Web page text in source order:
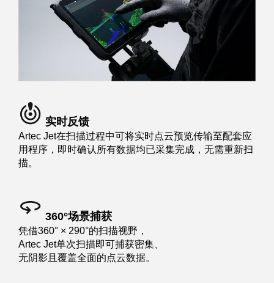
实时反馈
Artec Jet在扫描过程中可将实时点云预览传输至配套应
用程序，即时确认所有数据均已采集完成，无需重新扫
描。
360°场景捕获
凭借360° × 290°的扫描视野，
Artec Jet单次扫描即可捕获密集、
无阴影且覆盖全面的点云数据。